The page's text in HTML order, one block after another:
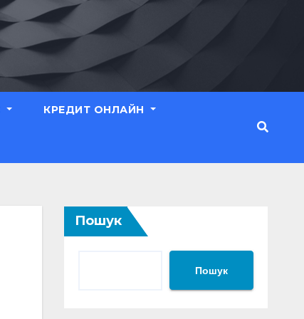
КРЕДИТ ОНЛАЙН
Пошук
Пошук